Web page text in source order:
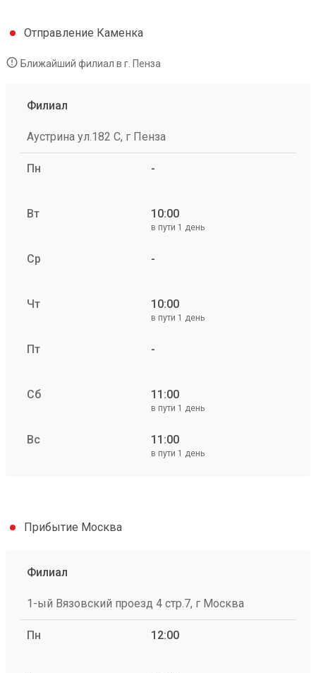
Отправление Каменка
Ближайший филиал в г. Пенза
Филиал
Аустрина ул.182 С, г Пенза
Пн -
Вт 10:00
в пути 1 день
Ср -
Чт 10:00
в пути 1 день
Пт -
Сб 11:00
в пути 1 день
Вс 11:00
в пути 1 день
Прибытие Москва
Филиал
1-ый Вязовский проезд 4 стр.7, г Москва
Пн 12:00